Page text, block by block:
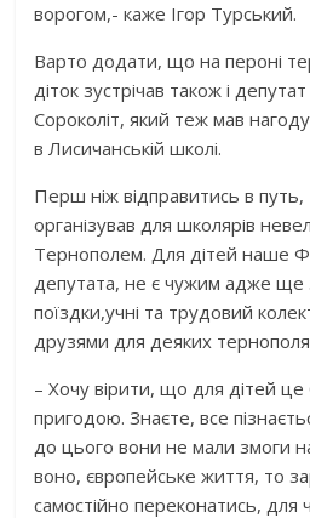
ворогом,- каже Ігор Турський.
Варто додати, що на пероні
діток зустрічав також і
Сороколіт, який теж мав
в Лисичанській школі.
Перш ніж відправитись в путь,
організував для школярів
Тернополем. Для дітей наше
депутата, не є чужим адже ще
поїздки,учні та трудовий
друзями для деяких
– Хочу вірити, що для дітей
пригодою. Знаєте, все
до цього вони не мали змоги
воно, європейське життя, то
самостійно переконатись, для